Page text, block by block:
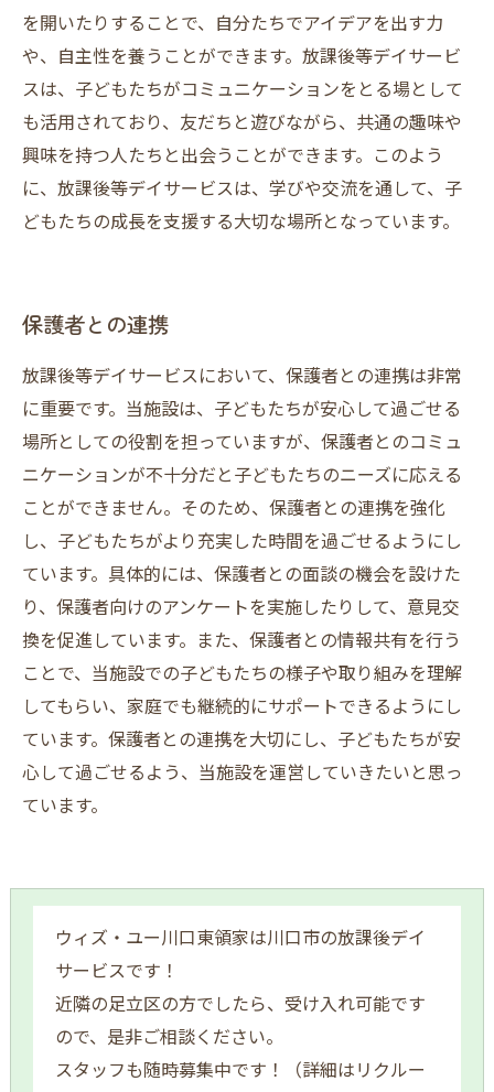
を開いたりすることで、自分たちでアイデアを出す力
や、自主性を養うことができます。放課後等デイサービ
スは、子どもたちがコミュニケーションをとる場として
も活用されており、友だちと遊びながら、共通の趣味や
興味を持つ人たちと出会うことができます。このよう
に、放課後等デイサービスは、学びや交流を通して、子
どもたちの成長を支援する大切な場所となっています。
保護者との連携
放課後等デイサービスにおいて、保護者との連携は非常
に重要です。当施設は、子どもたちが安心して過ごせる
場所としての役割を担っていますが、保護者とのコミュ
ニケーションが不十分だと子どもたちのニーズに応える
ことができません。そのため、保護者との連携を強化
し、子どもたちがより充実した時間を過ごせるようにし
ています。具体的には、保護者との面談の機会を設けた
り、保護者向けのアンケートを実施したりして、意見交
換を促進しています。また、保護者との情報共有を行う
ことで、当施設での子どもたちの様子や取り組みを理解
してもらい、家庭でも継続的にサポートできるようにし
ています。保護者との連携を大切にし、子どもたちが安
心して過ごせるよう、当施設を運営していきたいと思っ
ています。
ウィズ・ユー川口東領家は川口市の放課後デイ
サービスです！
近隣の足立区の方でしたら、受け入れ可能です
ので、是非ご相談ください。
スタッフも随時募集中です！（詳細はリクルー